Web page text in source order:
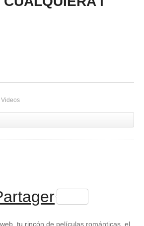
Videos
tu rincón de películas románticas, el